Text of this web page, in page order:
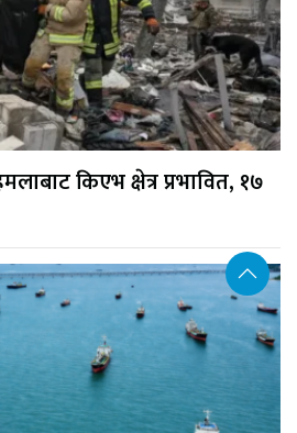
किएभ क्षेत्र प्रभावित, १७